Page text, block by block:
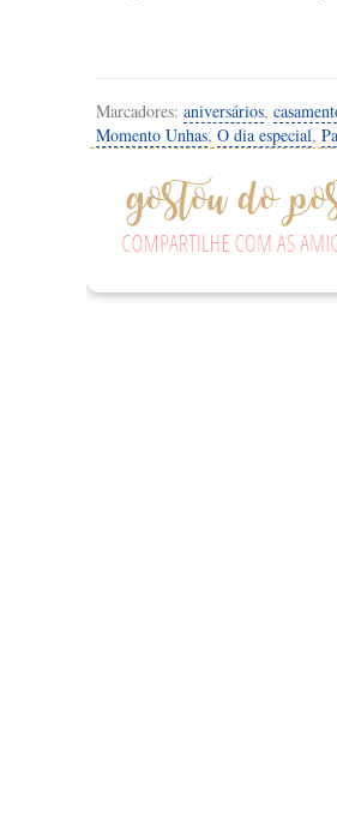
Marcadores: aniversários,
Momento Unhas, O dia especial,